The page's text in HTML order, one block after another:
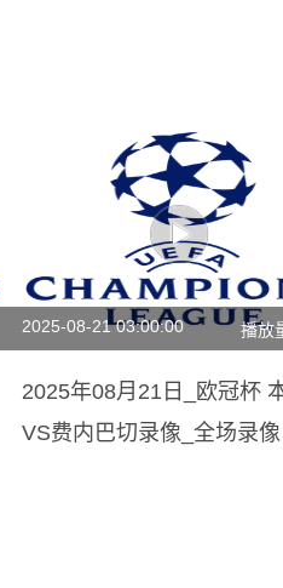
2025-08-21 03:00:00 播放
2025年08月21日_欧冠杯
VS费内巴切录像_全场录